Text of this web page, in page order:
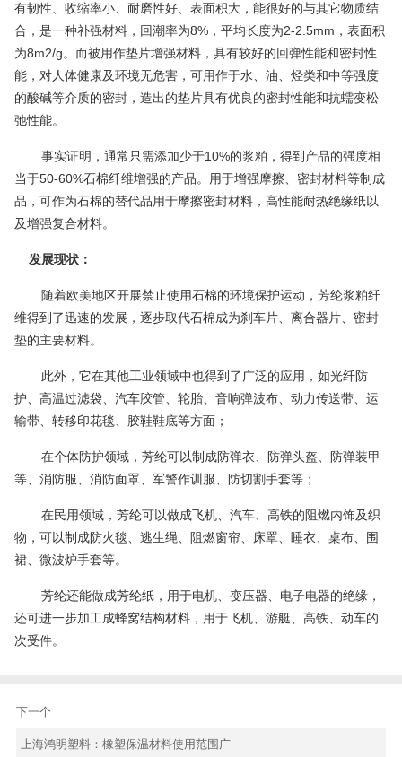
有韧性、收缩率小、耐磨性好、表面积大，能很好的与其它物质结
合，是一种补强材料，回潮率为8%，平均长度为2-2.5mm，表面积
为8m2/g。而被用作垫片增强材料，具有较好的回弹性能和密封性
能，对人体健康及环境无危害，可用作于水、油、烃类和中等强度
的酸碱等介质的密封，造出的垫片具有优良的密封性能和抗蠕变松
弛性能。
事实证明，通常只需添加少于10%的浆粕，得到产品的强度相
当于50-60%石棉纤维增强的产品。用于增强摩擦、密封材料等制成
品，可作为石棉的替代品用于摩擦密封材料，高性能耐热绝缘纸以
及增强复合材料。
发展现状：
随着欧美地区开展禁止使用石棉的环境保护运动，芳纶浆粕纤
维得到了迅速的发展，逐步取代石棉成为刹车片、离合器片、密封
垫的主要材料。
此外，它在其他工业领域中也得到了广泛的应用，如光纤防
护、高温过滤袋、汽车胶管、轮胎、音响弹波布、动力传送带、运
输带、 转移印花毯、胶鞋鞋底等方面；
在个体防护领域，芳纶可以制成防弹衣、防弹头盔、防弹装甲
等、消防服、消防面罩、军警作训服、防切割手套等；
在民用领域，芳纶可以做成飞机、汽车、高铁的阻燃内饰及织
物，可以制成防火毯、逃生绳、阻燃窗帘、床罩、睡衣、桌布、围
裙、微波炉手套等。
芳纶还能做成芳纶纸，用于电机、变压器、电子电器的绝缘，
还可进一步加工成蜂窝结构材料，用于飞机、游艇、高铁、动车的
次受件。
下一个
上海鸿明塑料：橡塑保温材料使用范围广